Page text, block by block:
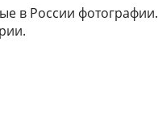
в России фотографии.